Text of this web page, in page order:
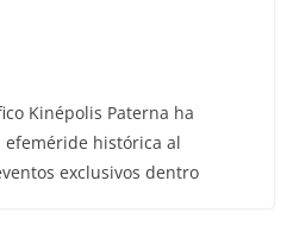
Kinépolis Paterna ha
histórica al
exclusivos dentro